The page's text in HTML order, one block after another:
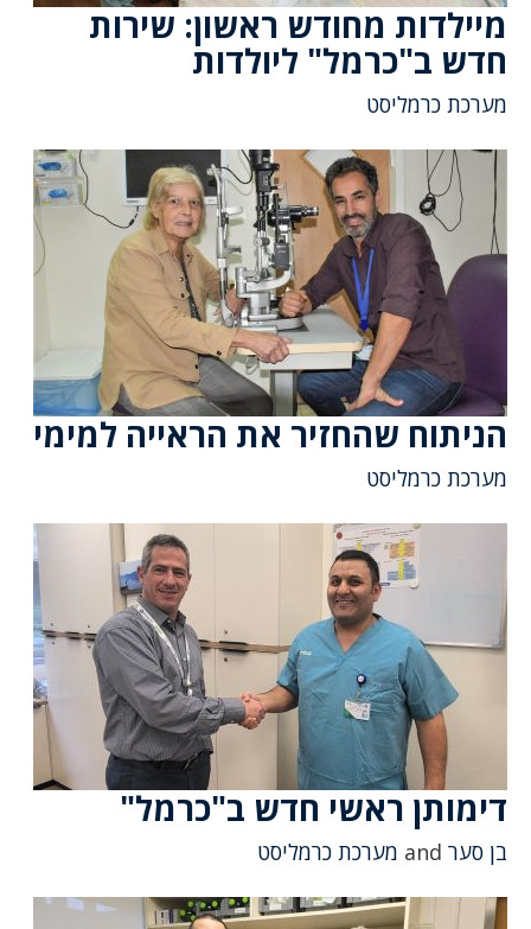
מיילדות מחודש ראשון: שירות
חדש ב"כרמל" ליולדות
מערכת כרמליסט
הניתוח שהחזיר את הראייה למימי
מערכת כרמליסט
דימותן ראשי‎ חדש ב"כרמל"
בן סער מערכת כרמליסט